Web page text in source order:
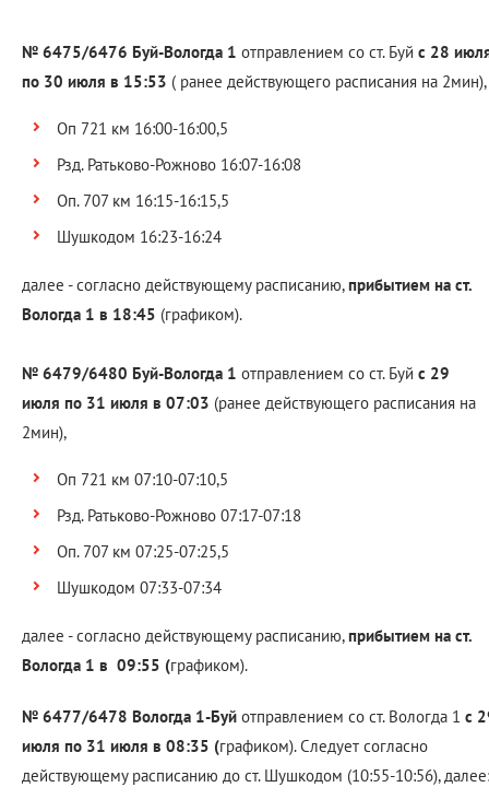
№ 6475/6476 Буй-Вологда 1 отправлением со ст. Буй с 28
по 30 июля в 15:53 ( ранее действующего расписания на 2мин),
Оп 721 км 16:00-16:00,5
Рзд. Ратьково-Рожново 16:07-16:08
Оп. 707 км 16:15-16:15,5
Шушкодом 16:23-16:24
далее - согласно действующему расписанию,прибытием на ст.
Вологда 1 в 18:45 (графиком).
№ 6479/6480 Буй-Вологда 1 отправлением со ст. Буй с 29
июля по 31 июля в 07:03 (ранее действующего расписания на
2мин),
Оп 721 км 07:10-07:10,5
Рзд. Ратьково-Рожново 07:17-07:18
Оп. 707 км 07:25-07:25,5
Шушкодом 07:33-07:34
далее - согласно действующему расписанию,прибытием на ст.
Вологда 1 в 09:55 (графиком).
№ 6477/6478 Вологда 1-Буй отправлением со ст. Вологда 1 с
июля по 31 июля в 08:35 (графиком). Следует согласно
действующему расписанию до ст. Шушкодом (10:55-10:56), далее: